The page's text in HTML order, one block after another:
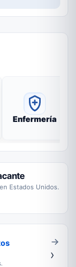
Enfermería
Estados Unidos.